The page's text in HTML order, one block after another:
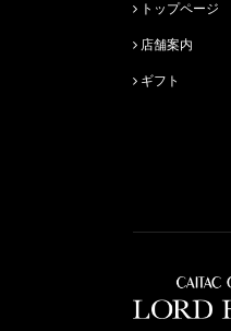
トップページ
店舗案内
ギフト